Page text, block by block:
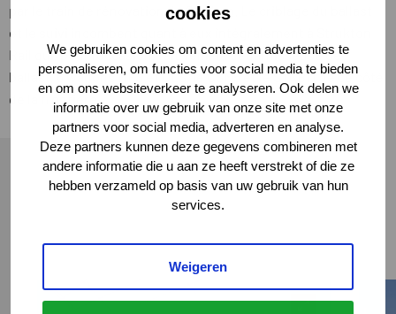
cookies
We gebruiken cookies om content en advertenties te
personaliseren, om functies voor social media te bieden
en om ons websiteverkeer te analyseren. Ook delen we
informatie over uw gebruik van onze site met onze
partners voor social media, adverteren en analyse.
Deze partners kunnen deze gegevens combineren met
andere informatie die u aan ze heeft verstrekt of die ze
hebben verzameld op basis van uw gebruik van hun
services.
Weigeren
par le train de rénovation de Strabag. Le criblage du ballast
et le suivi incombent quant à eux intégralement à Strukton
Rail qui, pour l’occasion, fait venir la dégarnisseuse de
ballast, 6 wagons MFS et ULS, le CSM5 et le STAB11 de ce côté
de la frontière.